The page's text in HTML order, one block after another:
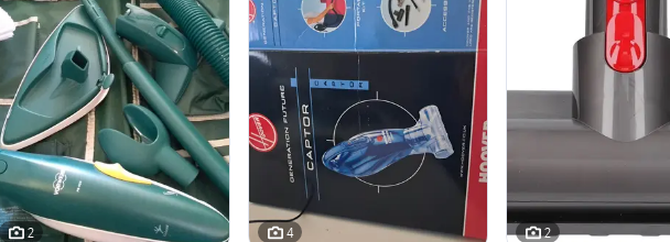
2 4 2